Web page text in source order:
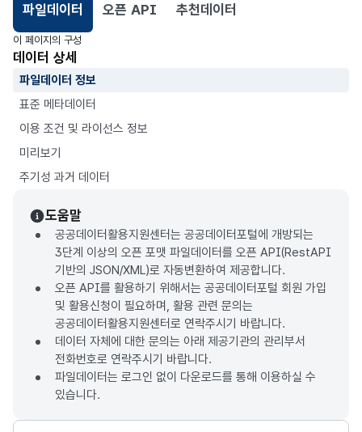
파일데이터
선택됨
오픈 API 추천데이터
이 페이지의 구성
데이터 상세
파일데이터 정보
표준 메타데이터
이용 조건 및 라이선스 정보
미리보기
주기성 과거 데이터
도움말
공공데이터활용지원센터는 공공데이터포털에 개방되는
3단계 이상의 오픈 포맷 파일데이터를 오픈 API(RestAPI
기반의 JSON/XML)로 자동변환하여 제공합니다.
오픈 API를 활용하기 위해서는 공공데이터포털 회원 가입
및 활용신청이 필요하며, 활용 관련 문의는
공공데이터활용지원센터로 연락주시기 바랍니다.
데이터 자체에 대한 문의는 아래 제공기관의 관리부서
전화번호로 연락주시기 바랍니다.
파일데이터는 로그인 없이 다운로드를 통해 이용하실 수
있습니다.